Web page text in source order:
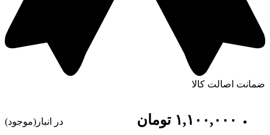
ضمانت اصالت کالا
١,١٠٠,٠٠٠ تومان در انبار(موجود)